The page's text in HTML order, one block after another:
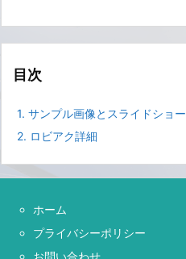
目次
1. サンプル画像とスライドショー
2. ロビアク詳細
ホーム
プライバシーポリシー
お問い合わせ